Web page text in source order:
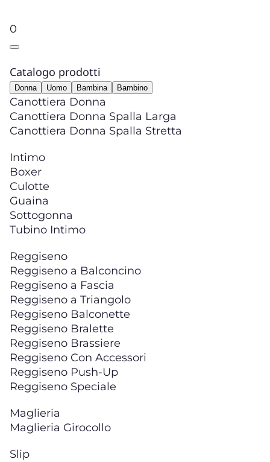
0
Catalogo prodotti
Donna Uomo Bambina Bambino
Canottiera Donna
Canottiera Donna Spalla Larga
Canottiera Donna Spalla Stretta
Intimo
Boxer
Culotte
Guaina
Sottogonna
Tubino Intimo
Reggiseno
Reggiseno a Balconcino
Reggiseno a Fascia
Reggiseno a Triangolo
Reggiseno Balconette
Reggiseno Bralette
Reggiseno Brassiere
Reggiseno Con Accessori
Reggiseno Push-Up
Reggiseno Speciale
Maglieria
Maglieria Girocollo
Slip